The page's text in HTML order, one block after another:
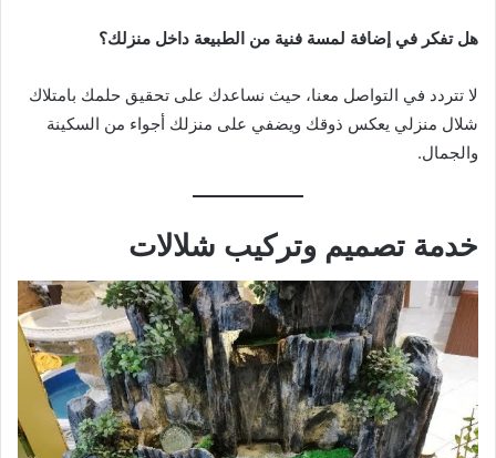
هل تفكر في إضافة لمسة فنية من الطبيعة داخل منزلك؟
لا تتردد في التواصل معنا، حيث نساعدك على تحقيق حلمك بامتلاك
شلال منزلي يعكس ذوقك ويضفي على منزلك أجواء من السكينة
والجمال.
خدمة تصميم وتركيب شلالات